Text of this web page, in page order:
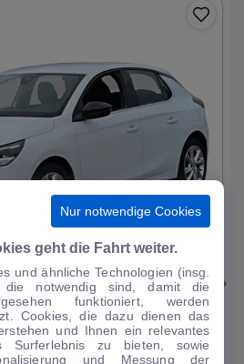
R-Kam Tempo Blueto...
Automatik
Nur notwendige Cookies
geht die Fahrt weiter.
und ähnliche Technologien (insg.
die notwendig sind, damit die
funktioniert, werden
Cookies, die dazu dienen das
und Ihnen ein relevantes
Surferlebnis zu bieten, sowie
und Messung der